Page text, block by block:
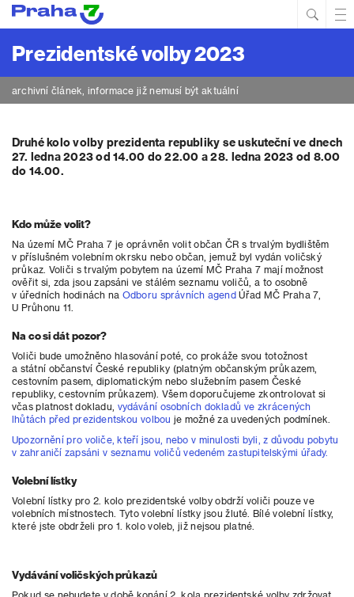
Prezidentské volby 2023
archivní článek, informace již nemusí být aktuální
Druhé kolo volby prezidenta republiky se uskuteční ve dnech
27. ledna 2023 od 14.00 do 22.00 a 28. ledna 2023 od 8.00
do 14.00.
Kdo může volit?
Na území MČ Praha 7 je oprávněn volit občan ČR s trvalým bydlištěm
v příslušném volebním okrsku nebo občan, jemuž byl vydán voličský
průkaz. Voliči s trvalým pobytem na území MČ Praha 7 mají možnost
ověřit si, zda jsou zapsáni ve stálém seznamu voličů, a to osobně
v úředních hodinách na Odboru správních agendÚřad MČ Praha 7,
U Průhonu 11.
Na co si dát pozor?
Voliči bude umožněno hlasování poté, co prokáže svou totožnost
a státní občanství České republiky (platným občanským průkazem,
cestovním pasem, diplomatickým nebo služebním pasem České
republiky, cestovním průkazem). Všem doporučujeme zkontrolovat si
včas platnost dokladu, vydávání osobních dokladů ve zkrácených
lhůtách před prezidentskou volbou je možné za uvedených podmínek.
Upozornění pro voliče, kteří jsou, nebo v minulosti byli, z důvodu pobytu
v zahraničí zapsáni v seznamu voličů vedeném zastupitelskými úřady.
Volební lístky
Volební lístky pro 2. kolo prezidentské volby obdrží voliči pouze ve
volebních místnostech. Tyto volební lístky jsou žluté. Bílé volební lístky,
které jste obdrželi pro 1. kolo voleb, již nejsou platné.
Vydávání voličských průkazů
Pokud se nebudete v době konání 2. kola prezidentské volby zdržovat